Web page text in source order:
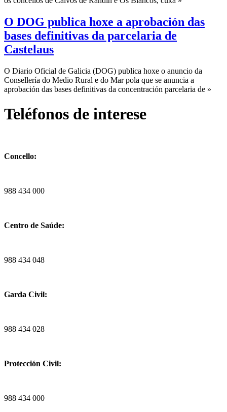
O DOG publica hoxe a aprobación das
bases definitivas da parcelaria de
Castelaus
O Diario Oficial de Galicia (DOG) publica hoxe o anuncio da
Consellería do Medio Rural e do Mar pola que se anuncia a
aprobación das bases definitivas da concentración parcelaria de »
Teléfonos de interese
Concello:
988 434 000
Centro de Saúde:
988 434 048
Garda Civil:
988 434 028
Protección Civil:
988 434 000